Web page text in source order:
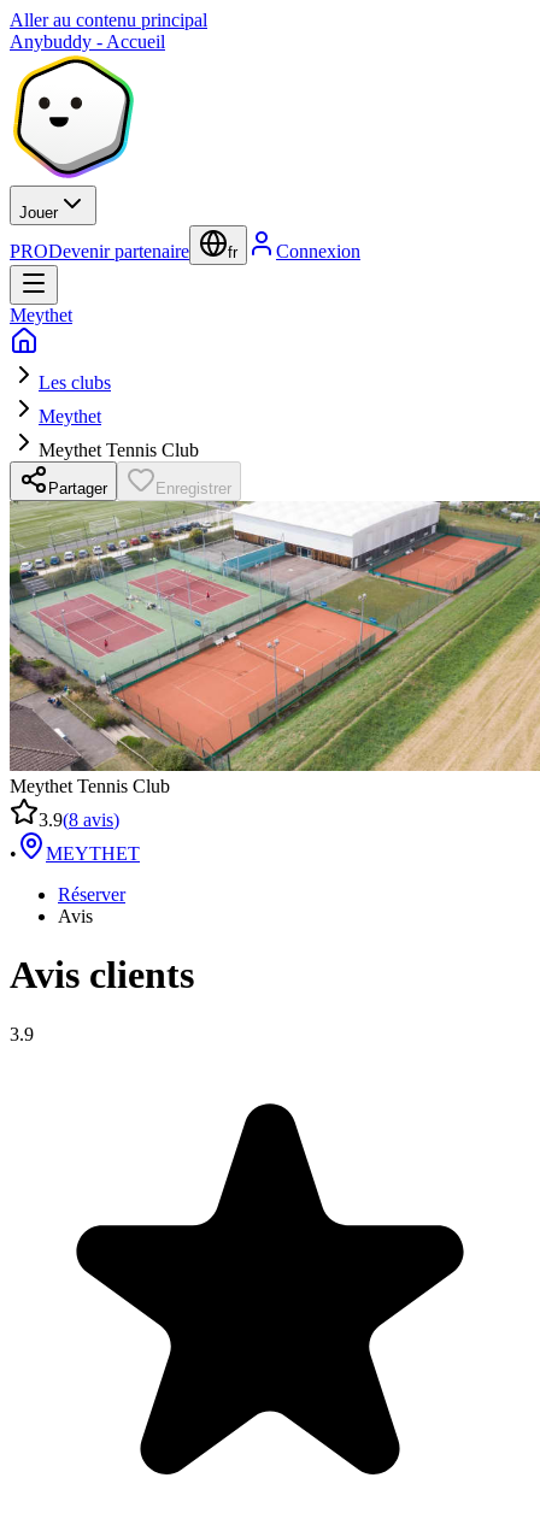
Aller au contenu principal
Anybuddy - Accueil
Jouer
PRODevenir partenaire fr Connexion
Meythet
Les clubs
Meythet
Meythet Tennis Club
Partager Enregistrer
Meythet Tennis Club
3.9(8 avis)
•
MEYTHET
Réserver
Avis
Avis clients
3.9